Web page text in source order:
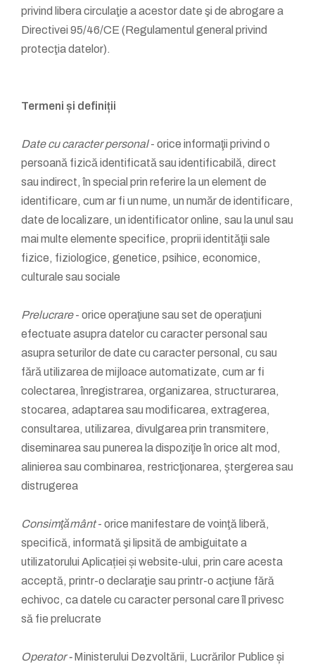
privind libera circulaţie a acestor date şi de abrogare a
Directivei 95/46/CE (Regulamentul general privind
protecţia datelor).
Termeni și definiții
Date cu caracter personal- orice informaţii privind o
persoană fizică identificată sau identificabilă, direct
sau indirect, în special prin referire la un element de
identificare, cum ar fi un nume, un număr de identificare,
date de localizare, un identificator online, sau la unul sau
mai multe elemente specifice, proprii identităţii sale
fizice, fiziologice, genetice, psihice, economice,
culturale sau sociale
Prelucrare- orice operaţiune sau set de operaţiuni
efectuate asupra datelor cu caracter personal sau
asupra seturilor de date cu caracter personal, cu sau
fără utilizarea de mijloace automatizate, cum ar fi
colectarea, înregistrarea, organizarea, structurarea,
stocarea, adaptarea sau modificarea, extragerea,
consultarea, utilizarea, divulgarea prin transmitere,
diseminarea sau punerea la dispoziţie în orice alt mod,
alinierea sau combinarea, restricţionarea, ştergerea sau
distrugerea
Consimţământ- orice manifestare de voinţă liberă,
specifică, informată şi lipsită de ambiguitate a
utilizatorului Aplicației și website-ului, prin care acesta
acceptă, printr-o declaraţie sau printr-o acţiune fără
echivoc, ca datele cu caracter personal care îl privesc
să fie prelucrate
Operator -Ministerului Dezvoltării, Lucrărilor Publice și